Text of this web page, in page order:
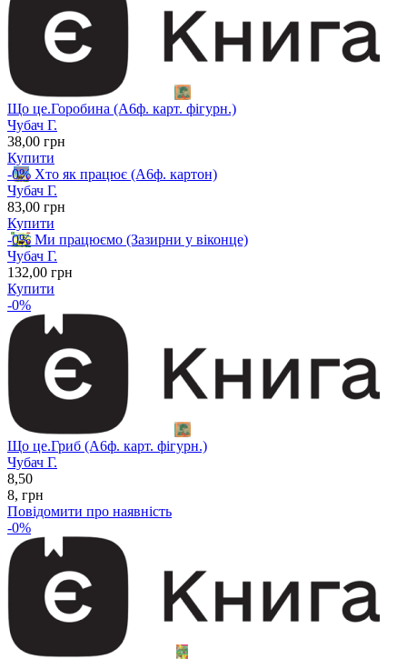
Що це.Горобина (А6ф. карт. фігурн.)
Чубач Г.
38,00 грн
Купити
-0% Хто як працює (А6ф. картон)
Чубач Г.
83,00 грн
Купити
-0% Ми працюємо (Зазирни у віконце)
Чубач Г.
132,00 грн
Купити
-0%
Що це.Гриб (А6ф. карт. фігурн.)
Чубач Г.
8,50
8, грн
Повідомити про наявність
-0%